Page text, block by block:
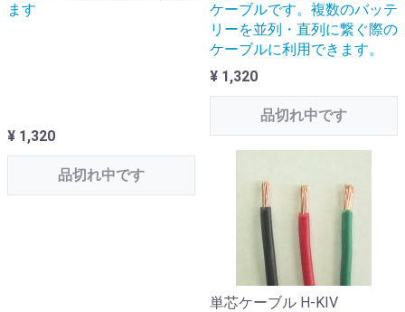
ます
¥ 1,320
品切れ中です
ケーブルです。複数のバッテ
リーを並列・直列に繋ぐ際の
ケーブルに利用できます。
¥ 1,320
品切れ中です
単芯ケーブル H-KIV